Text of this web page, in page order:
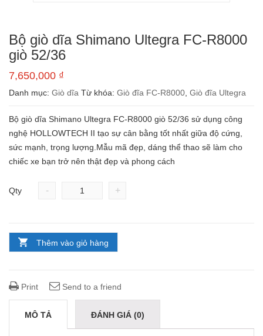
Bộ giò dĩa Shimano Ultegra FC-R8000
giò 52/36
7,650,000 ₫
Danh mục: Giò dĩa Từ khóa: Giò đĩa FC-R8000 Giò đĩa Ultegra
Bộ giò dĩa Shimano Ultegra FC-R8000 giò 52/36 sử dụng công
nghệ HOLLOWTECH II tạo sự cân bằng tốt nhất giữa độ cứng,
sức mạnh, trọng lượng.Mẫu mã đẹp, dáng thể thao sẽ làm cho
chiếc xe bạn trở nên thật đẹp và phong cách
Qty - +
Thêm vào giỏ hàng
Print Send to a friend
MÔ TẢ ĐÁNH GIÁ (0)